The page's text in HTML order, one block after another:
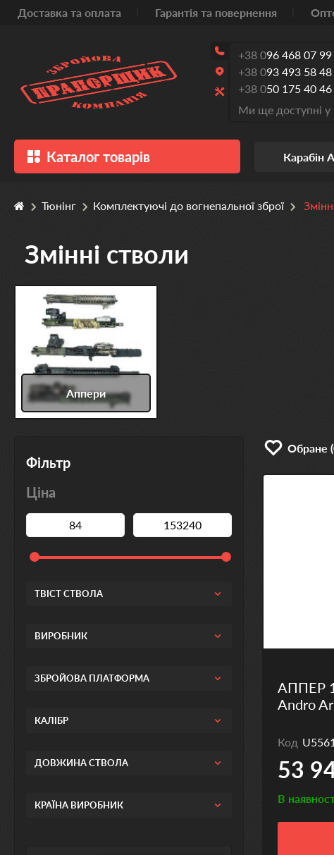
Доставка та оплата Гарантія та повернення
+38 096 468 07 99
+38 093 493 58 48
+38 050 175 40 46
Ми ще доступні у
Каталог товарів Карабін
Тюнінг Комплектуючі до вогнепальної зброї
Змінні стволи
Аппери
Фільтр
Ціна
ТВІСТ СТВОЛА
ВИРОБНИК
ЗБРОЙОВА ПЛАТФОРМА
КАЛІБР
ДОВЖИНА СТВОЛА
КРАЇНА ВИРОБНИК
Обране
АППЕР
Andro
Код
53
В